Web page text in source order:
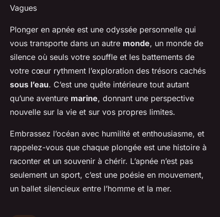
Vagues
Plonger en apnée est une odyssée personnelle qui
vous transporte dans un autre monde, un monde de
silence où seuls votre souffle et les battements de
votre cœur rythment l’exploration des trésors cachés
sous l’eau. C’est une quête intérieure tout autant
qu’une aventure marine, donnant une perspective
nouvelle sur la vie et sur vos propres limites.
Embrassez l’océan avec humilité et enthousiasme, et
rappelez-vous que chaque plongée est une histoire à
raconter et un souvenir à chérir. L’apnée n’est pas
seulement un sport, c’est une poésie en mouvement,
un ballet silencieux entre l’homme et la mer.